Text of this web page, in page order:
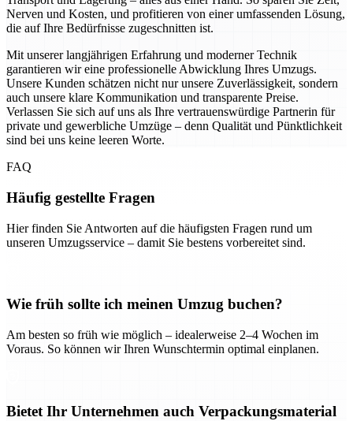
Nerven und Kosten, und profitieren von einer umfassenden Lösung,
die auf Ihre Bedürfnisse zugeschnitten ist.
Mit unserer langjährigen Erfahrung und moderner Technik
garantieren wir eine professionelle Abwicklung Ihres Umzugs.
Unsere Kunden schätzen nicht nur unsere Zuverlässigkeit, sondern
auch unsere klare Kommunikation und transparente Preise.
Verlassen Sie sich auf uns als Ihre vertrauenswürdige Partnerin für
private und gewerbliche Umzüge – denn Qualität und Pünktlichkeit
sind bei uns keine leeren Worte.
FAQ
Häufig gestellte Fragen
Hier finden Sie Antworten auf die häufigsten Fragen rund um
unseren Umzugsservice – damit Sie bestens vorbereitet sind.
Wie früh sollte ich meinen Umzug buchen?
Am besten so früh wie möglich – idealerweise 2–4 Wochen im
Voraus. So können wir Ihren Wunschtermin optimal einplanen.
Bietet Ihr Unternehmen auch Verpackungsmaterial